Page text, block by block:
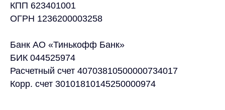
КПП 623401001
ОГРН 1236200003258
Банк АО «Тинькофф Банк»
БИК 044525974
Расчетный счет 40703810500000734017
Корр. счет 30101810145250000974